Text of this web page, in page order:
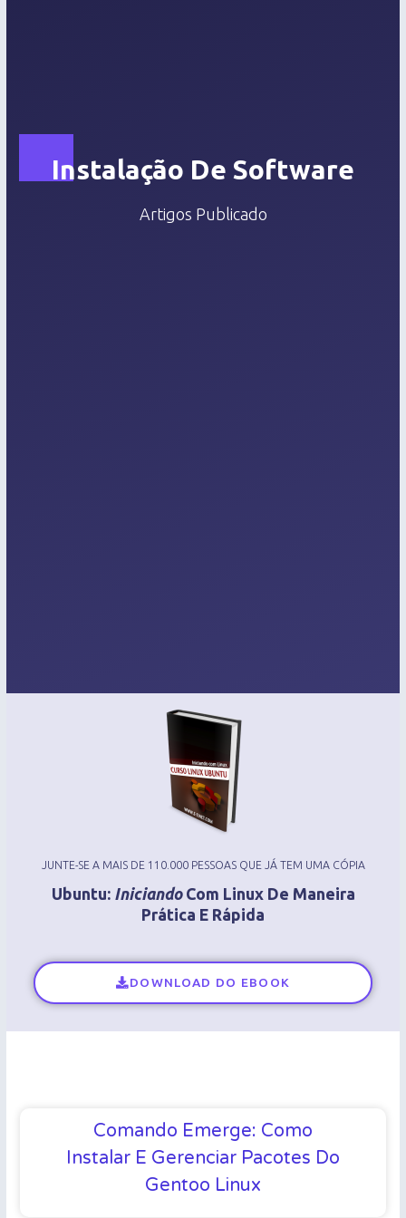
Instalação De Software
Artigos Publicado
JUNTE-SE A MAIS DE 110.000 PESSOAS QUE JÁ TEM UMA CÓPIA
Ubuntu: IniciandoCom Linux De Maneira
Prática E Rápida
DOWNLOAD DO EBOOK
Comando Emerge: Como
Instalar E Gerenciar Pacotes Do
Gentoo Linux